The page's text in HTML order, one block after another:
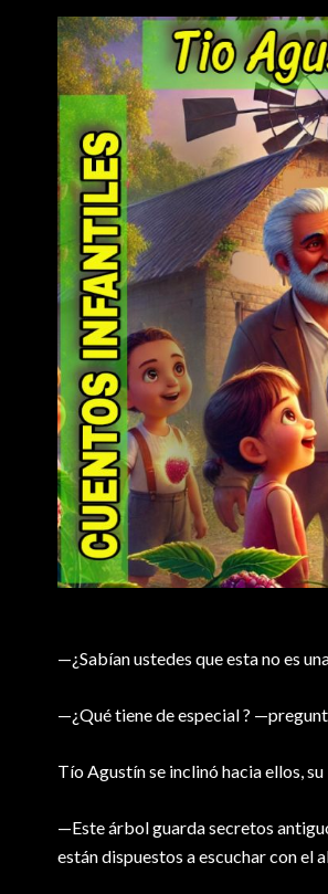
—¿Sabían ustedes que esta no es
—¿Qué tiene de especial ?
Tío Agustín se inclinó hacia ellos,
—Este árbol guarda secretos
están dispuestos a escuchar con el